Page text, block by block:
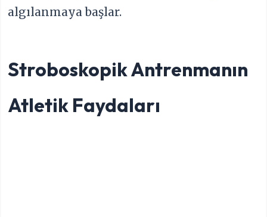
algılanmaya başlar.
Stroboskopik Antrenmanın
Atletik Faydaları